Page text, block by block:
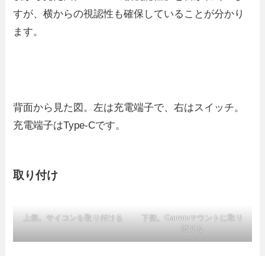
すが、横からの視認性も確保していることが分かり
ます。
背面から見た図。左は充電端子で、右はスイッチ。
充電端子はType-Cです。
取り付け
上側。サイコンを取り付ける
下側。Garminマウントに取り
付ける